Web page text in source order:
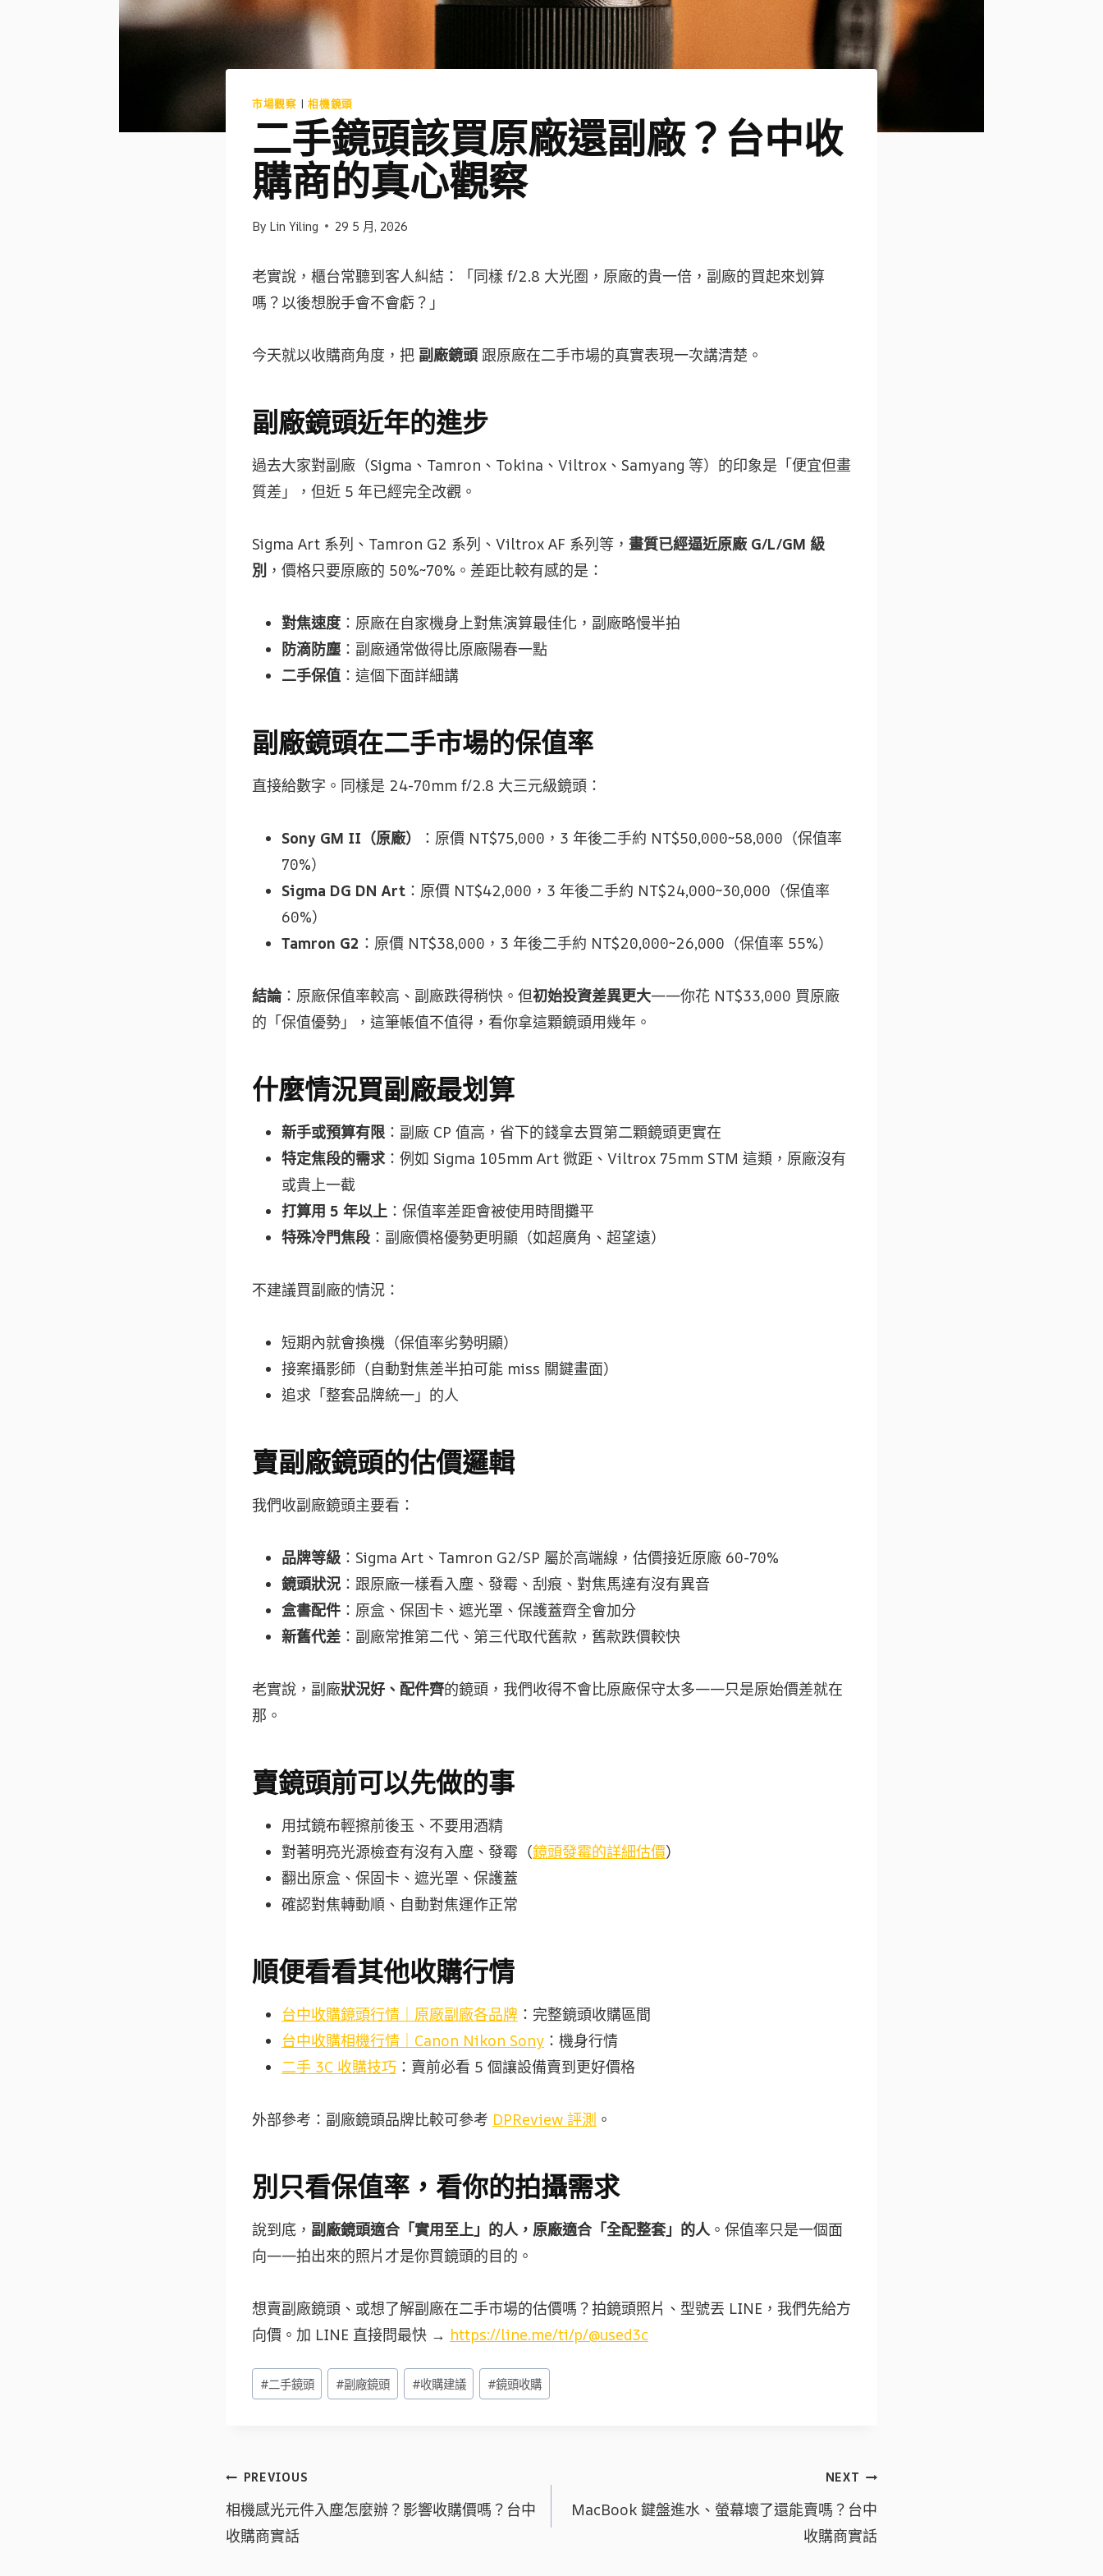
市場觀察 |相機鏡頭
二手鏡頭該買原廠還副廠？台中收
購商的真心觀察
By Lin Yiling 29 5 月, 2026
老實說，櫃台常聽到客人糾結：「同樣 f/2.8 大光圈，原廠的貴一倍，副廠的買起來划算
嗎？以後想脫手會不會虧？」
今天就以收購商角度，把 副廠鏡頭 跟原廠在二手市場的真實表現一次講清楚。
副廠鏡頭近年的進步
過去大家對副廠（Sigma、Tamron、Tokina、Viltrox、Samyang 等）的印象是「便宜但畫
質差」，但近 5 年已經完全改觀。
Sigma Art 系列、Tamron G2 系列、Viltrox AF 系列等， 畫質已經逼近原廠 G/L/GM 級
別 ，價格只要原廠的 50%~70%。差距比較有感的是：
對焦速度 ：原廠在自家機身上對焦演算最佳化，副廠略慢半拍
防滴防塵 ：副廠通常做得比原廠陽春一點
二手保值 ：這個下面詳細講
副廠鏡頭在二手市場的保值率
直接給數字。同樣是 24-70mm f/2.8 大三元級鏡頭：
Sony GM II（原廠）
：原價 NT$75,000，3 年後二手約 NT$50,000~58,000（保值率
70%）
Sigma DG DN Art ：原價 NT$42,000，3 年後二手約 NT$24,000~30,000（保值率
60%）
Tamron G2 ：原價 NT$38,000，3 年後二手約 NT$20,000~26,000（保值率 55%）
結論：原廠保值率較高、副廠跌得稍快。但初始投資差異更大——你花 NT$33,000 買原廠
的「保值優勢」，這筆帳值不值得，看你拿這顆鏡頭用幾年。
什麼情況買副廠最划算
新手或預算有限 ：副廠 CP 值高，省下的錢拿去買第二顆鏡頭更實在
特定焦段的需求：例如 Sigma 105mm Art 微距、Viltrox 75mm STM 這類，原廠沒有
或貴上一截
打算用 5 年以上 ：保值率差距會被使用時間攤平
特殊冷門焦段 ：副廠價格優勢更明顯（如超廣角、超望遠）
不建議買副廠的情況：
短期內就會換機（保值率劣勢明顯）
接案攝影師（自動對焦差半拍可能 miss 關鍵畫面）
追求「整套品牌統一」的人
賣副廠鏡頭的估價邏輯
我們收副廠鏡頭主要看：
品牌等級 ：Sigma Art、Tamron G2/SP 屬於高端線，估價接近原廠 60-70%
鏡頭狀況 ：跟原廠一樣看入塵、發霉、刮痕、對焦馬達有沒有異音
盒書配件 ：原盒、保固卡、遮光罩、保護蓋齊全會加分
新舊代差 ：副廠常推第二代、第三代取代舊款，舊款跌價較快
老實說，副廠狀況好、配件齊的鏡頭，我們收得不會比原廠保守太多——只是原始價差就在
那。
賣鏡頭前可以先做的事
用拭鏡布輕擦前後玉、不要用酒精
對著明亮光源檢查有沒有入塵、發霉（鏡頭發霉的詳細估價）
翻出原盒、保固卡、遮光罩、保護蓋
確認對焦轉動順、自動對焦運作正常
順便看看其他收購行情
台中收購鏡頭行情｜原廠副廠各品牌 ：完整鏡頭收購區間
台中收購相機行情｜Canon Nikon Sony ：機身行情
二手 3C 收購技巧 ：賣前必看 5 個讓設備賣到更好價格
外部參考：副廠鏡頭品牌比較可參考 DPReview 評測 。
別只看保值率，看你的拍攝需求
說到底， 副廠鏡頭適合「實用至上」的人，原廠適合「全配整套」的人 。保值率只是一個面
向——拍出來的照片才是你買鏡頭的目的。
想賣副廠鏡頭、或想了解副廠在二手市場的估價嗎？拍鏡頭照片、型號丟 LINE，我們先給方
向價。加 LINE 直接問最快 → https://line.me/ti/p/@used3c
Post
Tags:
#二手鏡頭 #副廠鏡頭 #收購建議 #鏡頭收購
文
章
導
PREVIOUS
相機感光元件入塵怎麼辦？影響收購價嗎？台中
收購商實話
NEXT
MacBook 鍵盤進水、螢幕壞了還能賣嗎？台中
收購商實話